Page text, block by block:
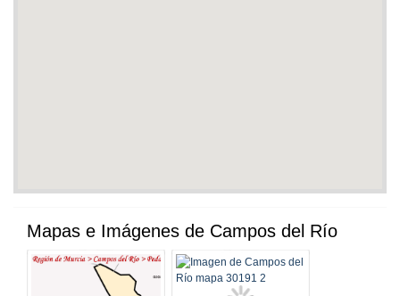
Mapas e Imágenes de Campos del Río